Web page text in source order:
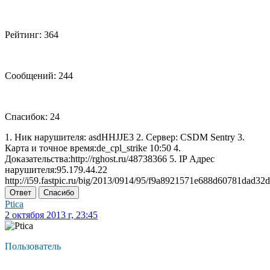
Рейтинг: 364
Сообщений: 244
Спасибок: 24
1. Ник нарушителя: asdHHJJE3 2. Сервер: CSDM Sentry 3.
Карта и точное время:de_cpl_strike 10:50 4.
Доказательства:http://rghost.ru/48738366 5. IP Адрес
нарушителя:95.179.44.22
http://i59.fastpic.ru/big/2013/0914/95/
Ответ Спасибо
Ptica
2 октября 2013 г, 23:45
Пользователь